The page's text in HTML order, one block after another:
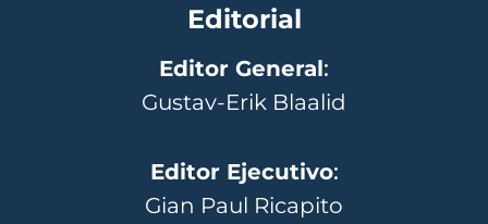
Editorial
Editor General:
Gustav-Erik Blaalid
Editor Ejecutivo:
Gian Paul Ricapito